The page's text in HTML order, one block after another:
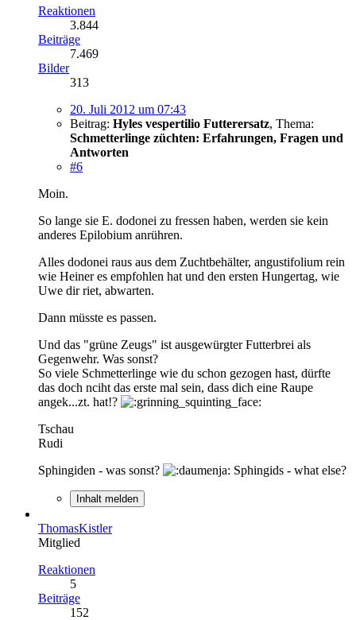
Reaktionen
3.844
Beiträge
7.469
Bilder
313
20. Juli 2012 um 07:43
Beitrag: Hyles vespertilio Futterersatz, Thema:
Schmetterlinge züchten: Erfahrungen, Fragen und
Antworten
#6
Moin.
So lange sie E. dodonei zu fressen haben, werden sie kein
anderes Epilobium anrühren.
Alles dodonei raus aus dem Zuchtbehälter, angustifolium rein
wie Heiner es empfohlen hat und den ersten Hungertag, wie
Uwe dir riet, abwarten.
Dann müsste es passen.
Und das "grüne Zeugs" ist ausgewürgter Futterbrei als
Gegenwehr. Was sonst?
So viele Schmetterlinge wie du schon gezogen hast, dürfte
das doch nciht das erste mal sein, dass dich eine Raupe
angek...zt. hat!?
Tschau
Rudi
Sphingiden - was sonst?
Sphingids - what else?
Inhalt melden
ThomasKistler
Mitglied
Reaktionen
5
Beiträge
152